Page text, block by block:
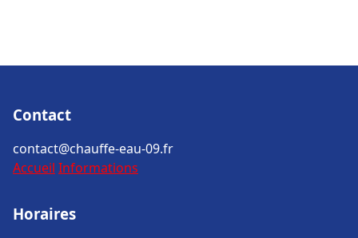
Contact
contact@chauffe-eau-09.fr
Accueil Informations
Horaires